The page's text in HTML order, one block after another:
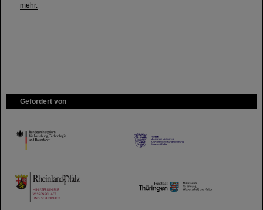
mehr.
Gefördert von
HMWK
TMWWDG